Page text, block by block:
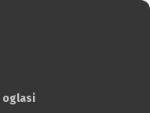
oglasi